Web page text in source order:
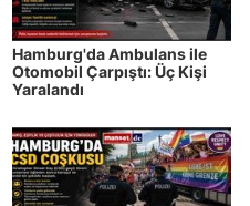
Hamburg'da Ambulans ile
Otomobil Çarpıştı: Üç Kişi
Yaralandı